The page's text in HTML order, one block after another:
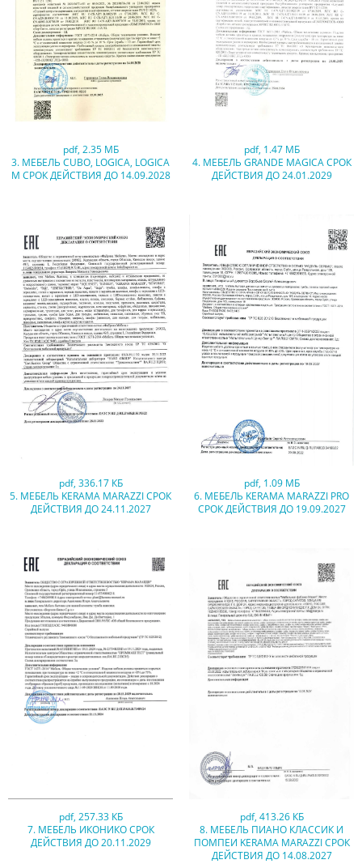
pdf, 2.35 МБ
3. МЕБЕЛЬ CUBO, LOGICA, LOGICA
M СРОК ДЕЙСТВИЯ ДО 14.09.2028
pdf, 1.47 МБ
4. МЕБЕЛЬ GRANDE MAGICA СРОК
ДЕЙСТВИЯ ДО 24.01.2029
pdf, 336.17 КБ
5. МЕБЕЛЬ KERAMA MARAZZI СРОК
ДЕЙСТВИЯ ДО 24.11.2027
pdf, 1.09 МБ
6. МЕБЕЛЬ KERAMA MARAZZI PRO
СРОК ДЕЙСТВИЯ ДО 19.09.2027
pdf, 257.33 КБ
7. МЕБЕЛЬ ИКОНИКО СРОК
ДЕЙСТВИЯ ДО 20.11.2029
pdf, 413.26 КБ
8. МЕБЕЛЬ ПИАНО КЛАССИК И
ПОМПЕИ KERAMA MARAZZI СРОК
ДЕЙСТВИЯ ДО 14.08.2027